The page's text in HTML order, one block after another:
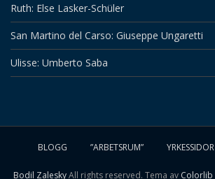
Ruth: Else Lasker-Schüler
San Martino del Carso: Giuseppe Ungaretti
Ulisse: Umberto Saba
BLOGG ”ARBETSRUM” YRKESSIDOR
Bodil ZaleskyAll rights reserved. Tema av Colorlib